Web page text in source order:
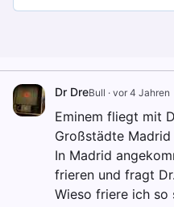
Dr DreBull · vor 4 Jahren
Eminem fliegt mit
Großstädte Madrid
In Madrid
frieren und fragt
Wieso friere ich so